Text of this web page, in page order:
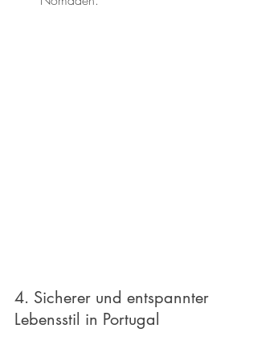
4. Sicherer und entspannter
Lebensstil in Portugal